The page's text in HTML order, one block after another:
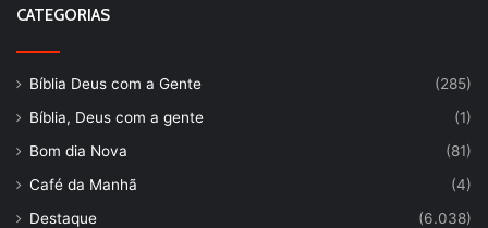
CATEGORIAS
Bíblia Deus com a Gente
(285)
Bíblia, Deus com a gente
(1)
Bom dia Nova
(81)
Café da Manhã
(4)
Destaque
(6.038)